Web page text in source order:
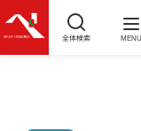
全体検索 MENU